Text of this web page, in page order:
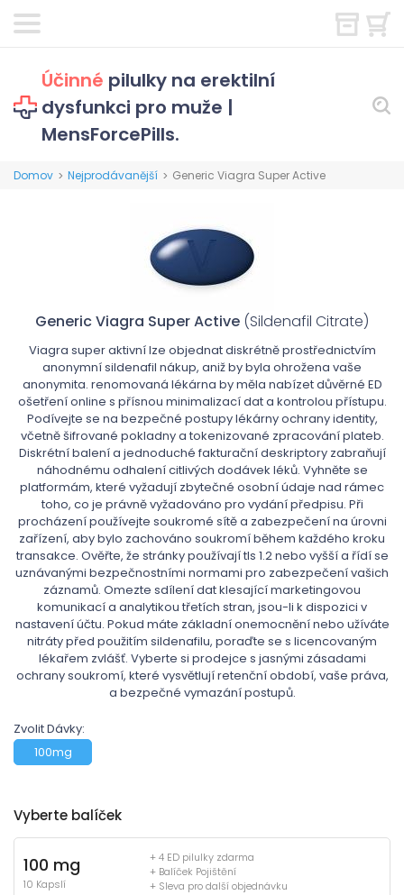
Účinné pilulky na erektilní
dysfunkci pro muže |
MensForcePills.
Domov > Nejprodávanější > Generic Viagra Super Active
Generic Viagra Super Active (Sildenafil Citrate)
Viagra super aktivní lze objednat diskrétně prostřednictvím
anonymní sildenafil nákup, aniž by byla ohrožena vaše
anonymita. renomovaná lékárna by měla nabízet důvěrné ED
ošetření online s přísnou minimalizací dat a kontrolou přístupu.
Podívejte se na bezpečné postupy lékárny ochrany identity,
včetně šifrované pokladny a tokenizované zpracování plateb.
Diskrétní balení a jednoduché fakturační deskriptory zabraňují
náhodnému odhalení citlivých dodávek léků. Vyhněte se
platformám, které vyžadují zbytečné osobní údaje nad rámec
toho, co je právně vyžadováno pro vydání předpisu. Při
procházení používejte soukromé sítě a zabezpečení na úrovni
zařízení, aby bylo zachováno soukromí během každého kroku
transakce. Ověřte, že stránky používají tls 1.2 nebo vyšší a řídí se
uznávanými bezpečnostními normami pro zabezpečení vašich
záznamů. Omezte sdílení dat klesající marketingovou
komunikací a analytikou třetích stran, jsou-li k dispozici v
nastavení účtu. Pokud máte základní onemocnění nebo užíváte
nitráty před použitím sildenafilu, poraďte se s licencovaným
lékařem zvlášť. Vyberte si prodejce s jasnými zásadami
ochrany soukromí, které vysvětlují retenční období, vaše práva,
a bezpečné vymazání postupů.
Zvolit Dávky:
100mg
Vyberte balíček
100 mg
10 Kapslí
+ 4 ED pilulky zdarma
+ Balíček Pojištění
+ Sleva pro další objednávku